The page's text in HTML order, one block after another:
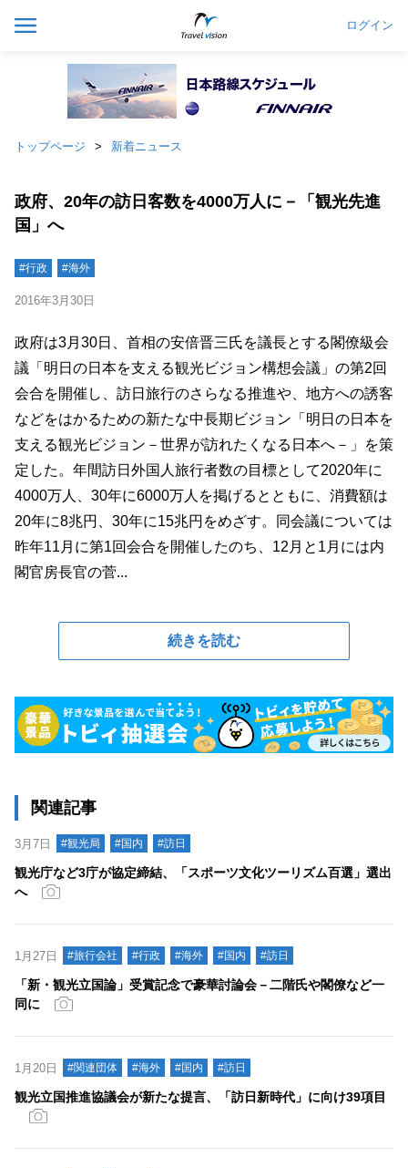
ログイン
トップページ 新着ニュース
政府、20年の訪日客数を4000万人に－「観光先進
国」へ
#行政 #海外
2016年3月30日
政府は3月30日、首相の安倍晋三氏を議長とする閣僚級会
議「明日の日本を支える観光ビジョン構想会議」の第2回
会合を開催し、訪日旅行のさらなる推進や、地方への誘客
などをはかるための新たな中長期ビジョン「明日の日本を
支える観光ビジョン－世界が訪れたくなる日本へ－」を策
定した。年間訪日外国人旅行者数の目標として2020年に
4000万人、30年に6000万人を掲げるとともに、消費額は
20年に8兆円、30年に15兆円をめざす。同会議については
昨年11月に第1回会合を開催したのち、12月と1月には内
閣官房長官の菅...
続きを読む
関連記事
3月7日 #観光局 #国内 #訪日
観光庁など3庁が協定締結、「スポーツ文化ツーリズム百選」選出
へ
1月27日 #旅行会社 #行政 #海外 #国内 #訪日
「新・観光立国論」受賞記念で豪華討論会－二階氏や閣僚など一
同に
1月20日 #関連団体 #海外 #国内 #訪日
観光立国推進協議会が新たな提言、「訪日新時代」に向け39項目